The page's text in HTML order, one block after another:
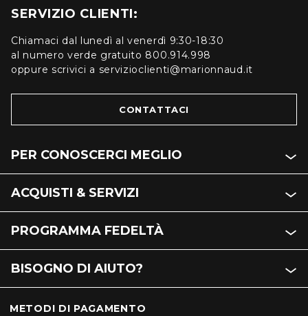
SERVIZIO CLIENTI:
Chiamaci dal lunedì al venerdì 9:30-18:30
al numero verde gratuito 800.914.998
oppure scrivici a servizioclienti@marionnaud.it
CONTATTACI
PER CONOSCERCI MEGLIO
ACQUISTI & SERVIZI
PROGRAMMA FEDELTÀ
BISOGNO DI AIUTO?
METODI DI PAGAMENTO